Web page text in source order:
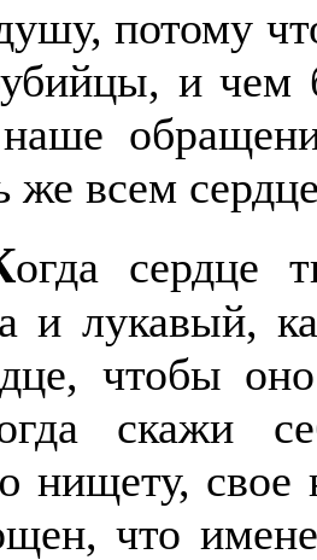
потому
и чем
наше
же всем
огда сердце
и лукавый,
чтобы
скажи
нищету, свое
что